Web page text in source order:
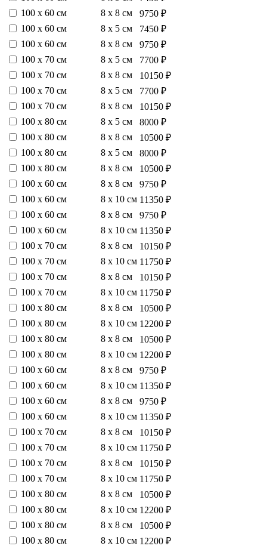
100 х 60 см
8 х 8 см
9750 ₽
100 х 60 см
8 х 5 см
7450 ₽
100 х 60 см
8 х 8 см
9750 ₽
100 х 70 см
8 х 5 см
7700 ₽
100 х 70 см
8 х 8 см
10150 ₽
100 х 70 см
8 х 5 см
7700 ₽
100 х 70 см
8 х 8 см
10150 ₽
100 х 80 см
8 х 5 см
8000 ₽
100 х 80 см
8 х 8 см
10500 ₽
100 х 80 см
8 х 5 см
8000 ₽
100 х 80 см
8 х 8 см
10500 ₽
100 х 60 см
8 х 8 см
9750 ₽
100 х 60 см
8 х 10 см 11350 ₽
100 х 60 см
8 х 8 см
9750 ₽
100 х 60 см
8 х 10 см 11350 ₽
100 х 70 см
8 х 8 см
10150 ₽
100 х 70 см
8 х 10 см 11750 ₽
100 х 70 см
8 х 8 см
10150 ₽
100 х 70 см
8 х 10 см 11750 ₽
100 х 80 см
8 х 8 см
10500 ₽
100 х 80 см
8 х 10 см 12200 ₽
100 х 80 см
8 х 8 см
10500 ₽
100 х 80 см
8 х 10 см 12200 ₽
100 х 60 см
8 х 8 см
9750 ₽
100 х 60 см
8 х 10 см 11350 ₽
100 х 60 см
8 х 8 см
9750 ₽
100 х 60 см
8 х 10 см 11350 ₽
100 х 70 см
8 х 8 см
10150 ₽
100 х 70 см
8 х 10 см 11750 ₽
100 х 70 см
8 х 8 см
10150 ₽
100 х 70 см
8 х 10 см 11750 ₽
100 х 80 см
8 х 8 см
10500 ₽
100 х 80 см
8 х 10 см 12200 ₽
100 х 80 см
8 х 8 см
10500 ₽
100 х 80 см
8 х 10 см 12200 ₽